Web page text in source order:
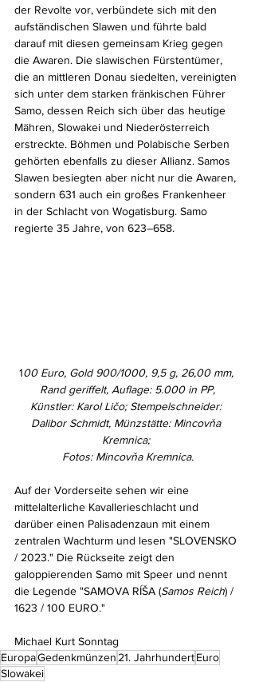
der Revolte vor, verbündete sich mit den
aufständischen Slawen und führte bald
darauf mit diesen gemeinsam Krieg gegen
die Awaren. Die slawischen Fürstentümer,
die an mittleren Donau siedelten, vereinigten
sich unter dem starken fränkischen Führer
Samo, dessen Reich sich über das heutige
Mähren, Slowakei und Niederösterreich
erstreckte. Böhmen und Polabische Serben
gehörten ebenfalls zu dieser Allianz. Samos
Slawen besiegten aber nicht nur die Awaren,
sondern 631 auch ein großes Frankenheer
in der Schlacht von Wogatisburg. Samo
regierte 35 Jahre, von 623–658.
100 Euro, Gold 900/1000, 9,5 g, 26,00 mm,
Rand geriffelt, Auflage: 5.000 in PP,
Künstler: Karol Ličo; Stempelschneider:
Dalibor Schmidt, Münzstätte: Mincovňa
Kremnica;
Fotos: Mincovňa Kremnica.
Auf der Vorderseite sehen wir eine
mittelalterliche Kavallerieschlacht und
darüber einen Palisadenzaun mit einem
zentralen Wachturm und lesen "SLOVENSKO
/ 2023." Die Rückseite zeigt den
galoppierenden Samo mit Speer und nennt
die Legende "SAMOVA RÍŠA (Samos Reich) /
1623 / 100 EURO."
Michael Kurt Sonntag
EuropaGedenkmünzen 21. JahrhundertEuro
Slowakei